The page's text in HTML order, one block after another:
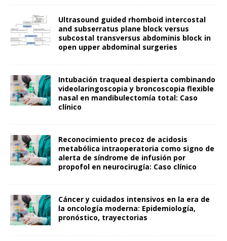
Ultrasound guided rhomboid intercostal
and subserratus plane block versus
subcostal transversus abdominis block in
open upper abdominal surgeries
Intubación traqueal despierta combinando
videolaringoscopia y broncoscopia flexible
nasal en mandibulectomía total: Caso
clínico
Reconocimiento precoz de acidosis
metabólica intraoperatoria como signo de
alerta de síndrome de infusión por
propofol en neurocirugía: Caso clínico
Cáncer y cuidados intensivos en la era de
la oncología moderna: Epidemiología,
pronóstico, trayectorias